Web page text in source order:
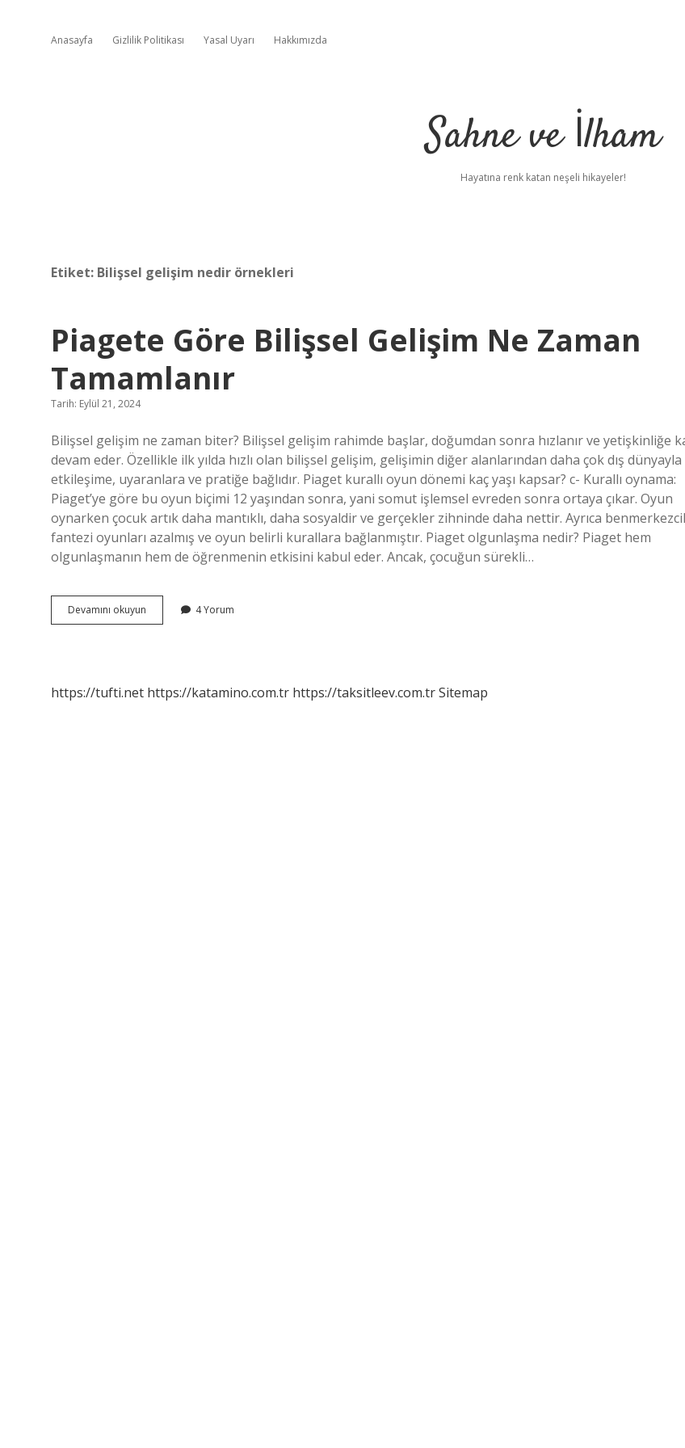
Anasayfa Gizlilik Politikası Yasal Uyarı Hakkımızda
Sahne ve İlham
Hayatına renk katan neşeli hikayeler!
Etiket: Bilişsel gelişim nedir örnekleri
Piagete Göre Bilişsel Gelişim Ne Zaman
Tamamlanır
Tarih: Eylül 21, 2024
Bilişsel gelişim ne zaman biter? Bilişsel gelişim rahimde başlar, doğumdan sonra hızlanır ve yetişkinliğe
devam eder. Özellikle ilk yılda hızlı olan bilişsel gelişim, gelişimin diğer alanlarından daha çok dış dünyayla
etkileşime, uyaranlara ve pratiğe bağlıdır. Piaget kurallı oyun dönemi kaç yaşı kapsar? c- Kurallı oynama:
Piaget’ye göre bu oyun biçimi 12 yaşından sonra, yani somut işlemsel evreden sonra ortaya çıkar. Oyun
oynarken çocuk artık daha mantıklı, daha sosyaldir ve gerçekler zihninde daha nettir. Ayrıca
fantezi oyunları azalmış ve oyun belirli kurallara bağlanmıştır. Piaget olgunlaşma nedir? Piaget hem
olgunlaşmanın hem de öğrenmenin etkisini kabul eder. Ancak, çocuğun sürekli…
Devamını okuyun
Göre
Tamamlanır
4 Yorum
https://tufti.net https://katamino.com.tr https://taksitleev.com.trSitemap